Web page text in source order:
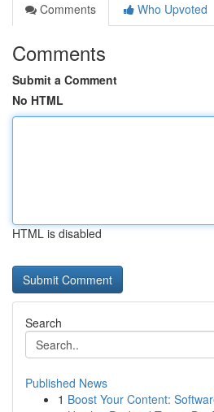
Comments
Who Upvoted
Comments
Submit a Comment
No HTML
HTML is disabled
Search
Published News
1 Boost Your Content: